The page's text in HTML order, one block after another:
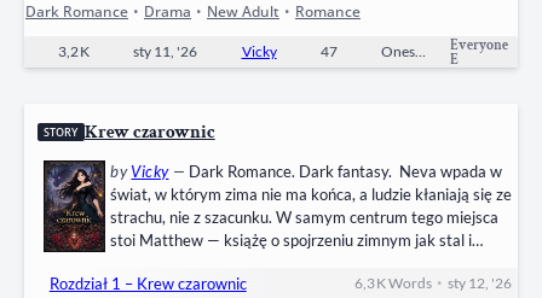
Maja zgadza się, bo nie ma dokąd pójść.Bo…
Dark Romance • Drama • New Adult • Romance
3,2 K sty 11, '26 Vicky 47 Oneshot Everyone
E
STORY Krew czarownic
byVicky— Dark Romance. Dark fantasy. Neva wpada w
świat, w którym zima nie ma końca, a ludzie kłaniają się ze
strachu, nie z szacunku. W samym centrum tego miejsca
stoi Matthew — książę o spojrzeniu zimnym jak stal i
Wyniosły. Niebezpiecznie bliski. Gdy Sabat zaczyna
Rozdział 1 – Krew czarownic 6,3 KWords •sty 12, '26